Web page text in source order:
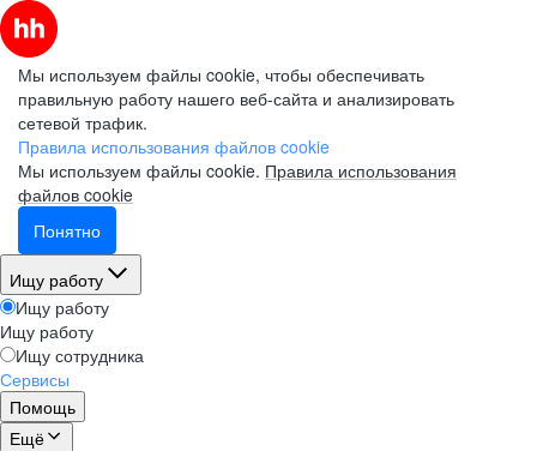
Мы используем файлы cookie, чтобы обеспечивать
правильную работу нашего веб-сайта и анализировать
сетевой трафик.
Правила использования файлов cookie
Мы используем файлы cookie. Правила использования
файлов cookie
Понятно
Ищу работу
Ищу работу
Ищу работу
Ищу сотрудника
Сервисы
Помощь
Ещё